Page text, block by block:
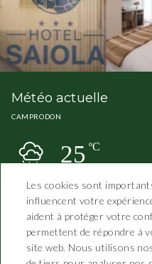
Météo actuelle
CAMPRODON
25ºC
Les cookies sont
influencent votre
aident à protéger votre
permettent de répondre à
site web. Nous utilisons